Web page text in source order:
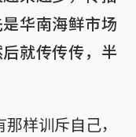
华南海鲜市场
就传传传，半
样训斥自己，